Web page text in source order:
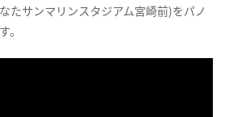
たサンマリンスタジアム宮崎前)をパノ
。